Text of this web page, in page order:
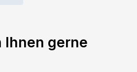
Ihnen gerne